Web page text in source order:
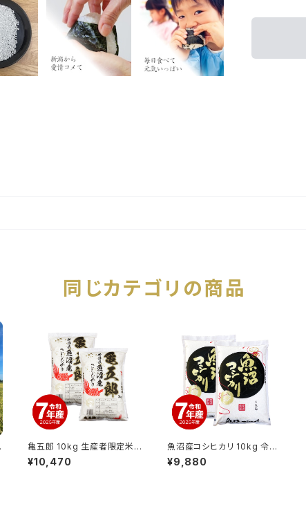
同じカテゴリの商品
亀五郎 10kg 生産者限定米
魚沼産コシヒカリ 令和7年産
¥10,470
魚沼産コシヒカリ 10kg 令和
7年産
¥9,880